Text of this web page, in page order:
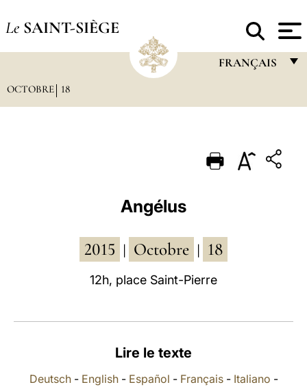
Le SAINT-SIÈGE
FRANÇAIS
PORTUGUÊS
POLSKI
OCTOBRE 18
Angélus
2015 Octobre 18
12h, place Saint-Pierre
Lire le texte
Deutsch- English- Español - Français- Italiano -